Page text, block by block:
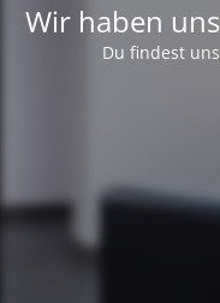
Wir haben
Du findest